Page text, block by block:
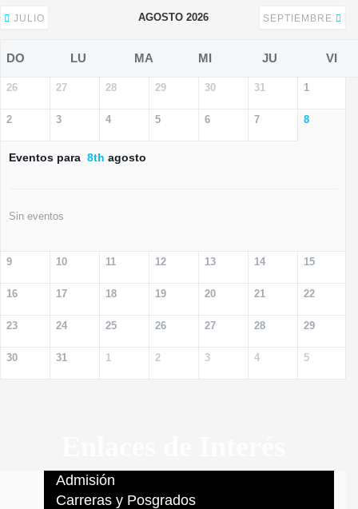
JULIO AGOSTO 2026 SEPTIEMBRE
DO LU MA MI JU VI
26 27 28 29 30 31 1
2 3 4 5 6 7 8
Eventos para 8th agosto
Sin eventos
9 10 11 12 13 14 15
16 17 18 19 20 21 22
23 24 25 26 27 28 29
30 31 1 2 3 4 5
Admisión
Carreras y Posgrados